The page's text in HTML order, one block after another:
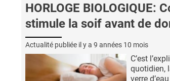
HORLOGE BIOLOGIQUE:
stimule la soif avant de
Actualité publiée il y a 9 années 10 mois
C’est
quotidien,
verre